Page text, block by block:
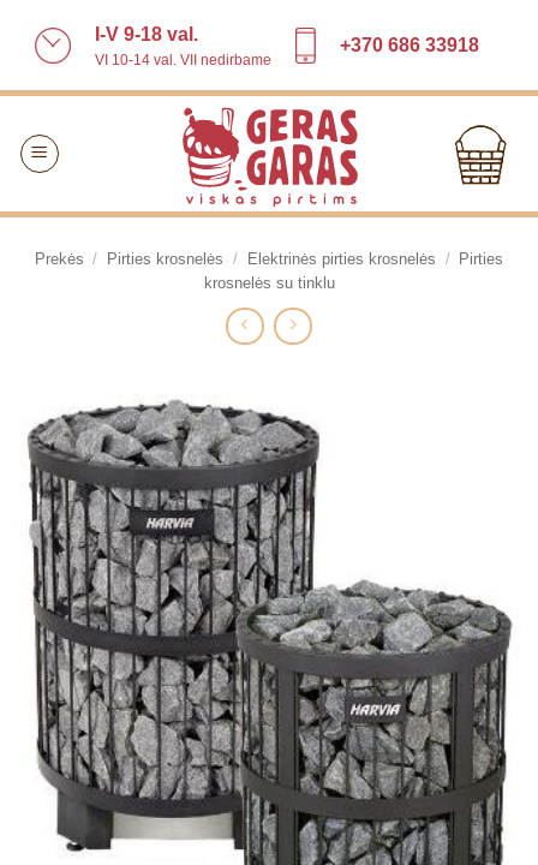
I-V 9-18 val.
VI 10-14 val. VII nedirbame
+370 686 33918
Prekės / Pirties krosnelės / Elektrinės pirties krosnelės /
Pirties
krosnelės su tinklu